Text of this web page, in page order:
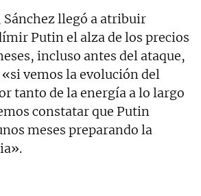
Sánchez llegó a atribuir
Putin el alza de los precios
incluso antes del ataque,
vemos la evolución del
tanto de la energía a lo largo
constatar que Putin
meses preparando la